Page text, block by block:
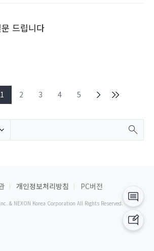
드립니다
1 2 3 4 5
개인정보처리방침 PC버전
& NEXON Korea Corporation All Rights Reserved.